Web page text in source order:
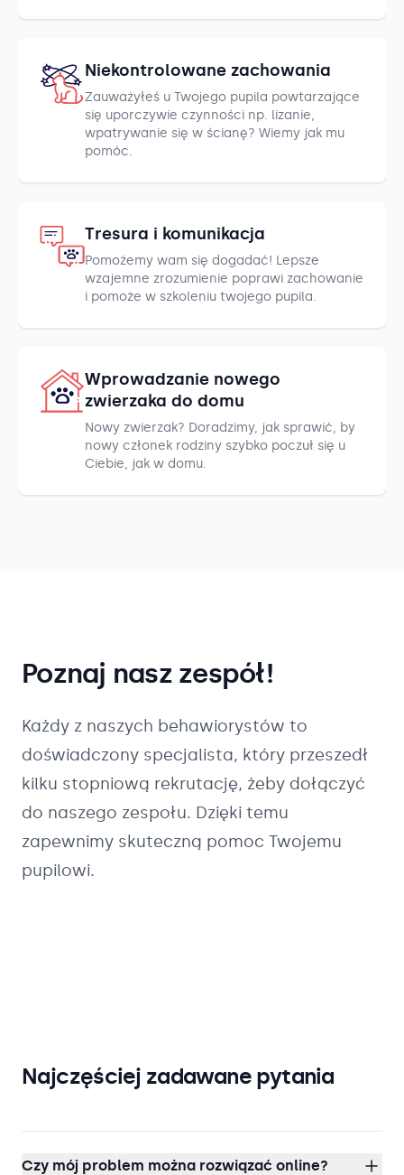
Niekontrolowane zachowania
Zauważyłeś u Twojego pupila powtarzające
się uporczywie czynności np. lizanie,
wpatrywanie się w ścianę? Wiemy jak mu
pomóc.
Tresura i komunikacja
Pomożemy wam się dogadać! Lepsze
wzajemne zrozumienie poprawi zachowanie
i pomoże w szkoleniu twojego pupila.
Wprowadzanie nowego
zwierzaka do domu
Nowy zwierzak? Doradzimy, jak sprawić, by
nowy członek rodziny szybko poczuł się u
Ciebie, jak w domu.
Poznaj nasz zespół!
Każdy z naszych behawiorystów to
doświadczony specjalista, który przeszedł
kilku stopniową rekrutację, żeby dołączyć
do naszego zespołu. Dzięki temu
zapewnimy skuteczną pomoc Twojemu
pupilowi.
Najczęściej zadawane pytania
Czy mój problem można rozwiązać online?